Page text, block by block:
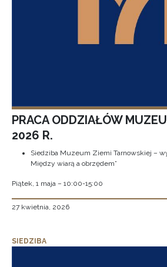
PRACA ODDZIAŁÓW
2026 R.
Siedziba Muzeum Ziemi Tarnowskiej –
Między wiarą a obrzędem”
Piątek, 1 maja – 10:00-15:00
27 kwietnia, 2026
SIEDZIBA